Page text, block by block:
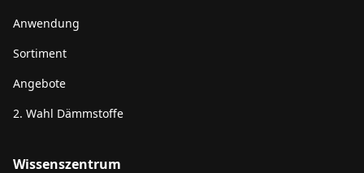
Anwendung
Sortiment
Angebote
2. Wahl Dämmstoffe
Wissenszentrum